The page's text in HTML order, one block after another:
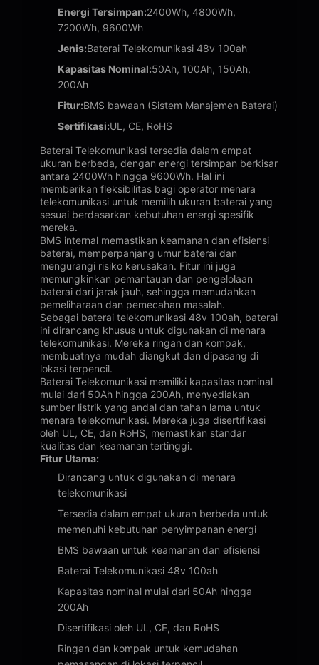
Energi Tersimpan:2400Wh, 4800Wh,
7200Wh, 9600Wh
Jenis:Baterai Telekomunikasi 48v 100ah
Kapasitas Nominal:50Ah, 100Ah, 150Ah,
200Ah
Fitur:BMS bawaan (Sistem Manajemen Baterai)
Sertifikasi:UL, CE, RoHS
Baterai Telekomunikasi tersedia dalam empat
ukuran berbeda, dengan energi tersimpan berkisar
antara 2400Wh hingga 9600Wh. Hal ini
memberikan fleksibilitas bagi operator menara
telekomunikasi untuk memilih ukuran baterai yang
sesuai berdasarkan kebutuhan energi spesifik
mereka.
BMS internal memastikan keamanan dan efisiensi
baterai, memperpanjang umur baterai dan
mengurangi risiko kerusakan. Fitur ini juga
memungkinkan pemantauan dan pengelolaan
baterai dari jarak jauh, sehingga memudahkan
pemeliharaan dan pemecahan masalah.
Sebagai baterai telekomunikasi 48v 100ah, baterai
ini dirancang khusus untuk digunakan di menara
telekomunikasi. Mereka ringan dan kompak,
membuatnya mudah diangkut dan dipasang di
lokasi terpencil.
Baterai Telekomunikasi memiliki kapasitas nominal
mulai dari 50Ah hingga 200Ah, menyediakan
sumber listrik yang andal dan tahan lama untuk
menara telekomunikasi. Mereka juga disertifikasi
oleh UL, CE, dan RoHS, memastikan standar
kualitas dan keamanan tertinggi.
Fitur Utama:
Dirancang untuk digunakan di menara
telekomunikasi
Tersedia dalam empat ukuran berbeda untuk
memenuhi kebutuhan penyimpanan energi
BMS bawaan untuk keamanan dan efisiensi
Baterai Telekomunikasi 48v 100ah
Kapasitas nominal mulai dari 50Ah hingga
200Ah
Disertifikasi oleh UL, CE, dan RoHS
Ringan dan kompak untuk kemudahan